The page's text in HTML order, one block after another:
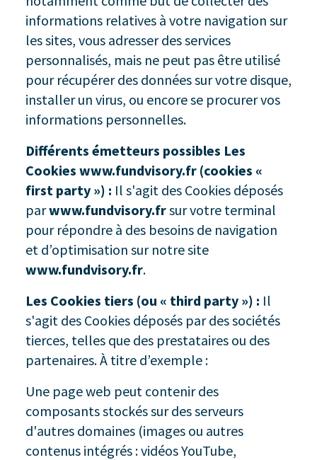
informations relatives à votre navigation sur
les sites, vous adresser des services
personnalisés, mais ne peut pas être utilisé
pour récupérer des données sur votre disque,
installer un virus, ou encore se procurer vos
informations personnelles.
Différents émetteurs possibles Les
Cookies www.fundvisory.fr (cookies «
first party ») : Il s'agit des Cookies déposés
parwww.fundvisory.frsur votre terminal
pour répondre à des besoins de navigation
et d’optimisation sur notre site
www.fundvisory.fr.
Les Cookies tiers (ou « third party ») : Il
s'agit des Cookies déposés par des sociétés
tierces, telles que des prestataires ou des
partenaires. À titre d’exemple :
Une page web peut contenir des
composants stockés sur des serveurs
d'autres domaines (images ou autres
contenus intégrés : vidéos YouTube,